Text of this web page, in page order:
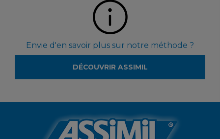
Envie d'en savoir plus sur notre méthode ?
DÉCOUVRIR ASSIMIL